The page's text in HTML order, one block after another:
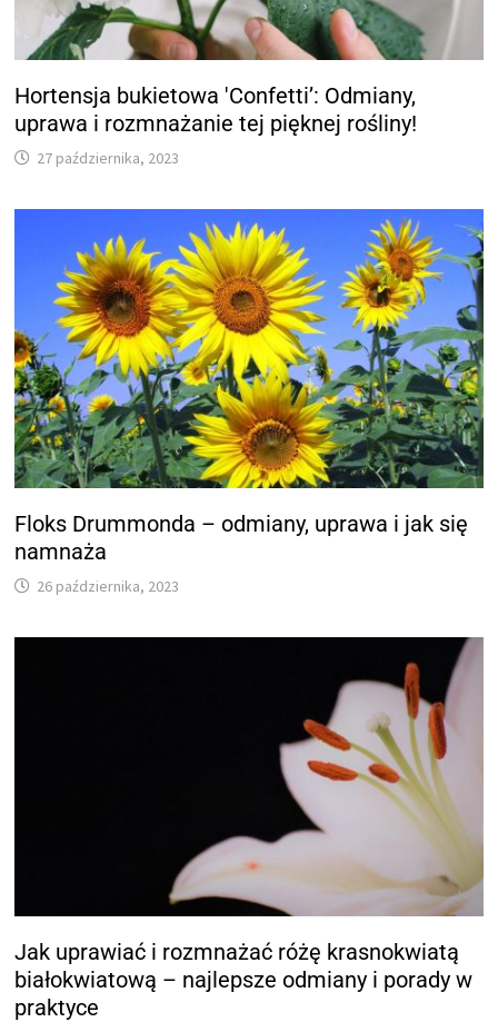
Hortensja bukietowa 'Confetti’: Odmiany,
uprawa i rozmnażanie tej pięknej rośliny!
27 października, 2023
Floks Drummonda – odmiany, uprawa i jak się
namnaża
26 października, 2023
Jak uprawiać i rozmnażać różę krasnokwiatą
białokwiatową – najlepsze odmiany i porady w
praktyce